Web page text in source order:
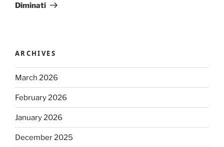
Diminati
ARCHIVES
March 2026
February 2026
January 2026
December 2025